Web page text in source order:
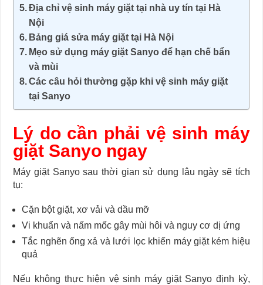
Địa chỉ vệ sinh máy giặt tại nhà uy tín tại Hà
Nội
Bảng giá sửa máy giặt tại Hà Nội
Mẹo sử dụng máy giặt Sanyo để hạn chế bẩn
và mùi
Các câu hỏi thường gặp khi vệ sinh máy giặt
tại Sanyo
Lý do cần phải vệ sinh máy
giặt Sanyo ngay
Máy giặt Sanyo sau thời gian sử dụng lâu ngày sẽ tích
tụ:
Cặn bột giặt, xơ vải và dầu mỡ
Vi khuẩn và nấm mốc gây mùi hôi và nguy cơ dị ứng
Tắc nghẽn ống xả và lưới lọc khiến máy giặt kém hiệu
quả
Nếu không thực hiện vệ sinh máy giặt Sanyo định kỳ,